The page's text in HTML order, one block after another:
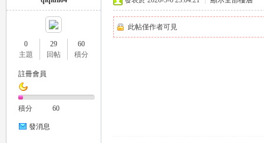
0
主題
29
回帖
60
積分
註冊會員
積分 60
發消息
此帖僅作者可見